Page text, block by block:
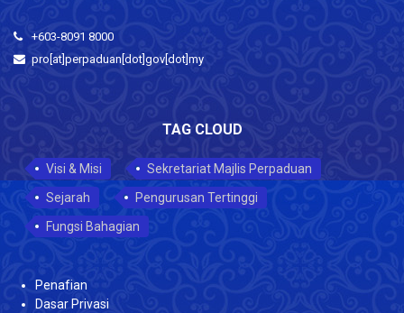
+603-8091 8000
pro[at]perpaduan[dot]gov[dot]my
TAG CLOUD
Visi & Misi
Sekretariat Majlis Perpaduan
Sejarah
Pengurusan Tertinggi
Fungsi Bahagian
Penafian
Dasar Privasi